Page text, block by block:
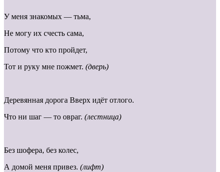
У меня знакомых — тьма,
Не могу их счесть сама,
Потому что кто пройдет,
Тот и руку мне пожмет. (дверь)
Деревянная дорога Вверх идёт отлого.
Что ни шаг — то овраг. (лестница)
Без шофера, без колес,
А домой меня привез. (лифт)